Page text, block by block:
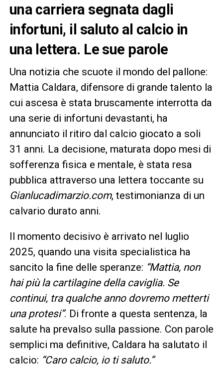
una carriera segnata dagli
infortuni, il saluto al calcio in
una lettera. Le sue parole
Una notizia che scuote il mondo del pallone:
Mattia Caldara, difensore di grande talento la
cui ascesa è stata bruscamente interrotta da
una serie di infortuni devastanti, ha
annunciato il ritiro dal calcio giocato a soli
31 anni. La decisione, maturata dopo mesi di
sofferenza fisica e mentale, è stata resa
pubblica attraverso una lettera toccante su
Gianlucadimarzio.com, testimonianza di un
calvario durato anni.
Il momento decisivo è arrivato nel luglio
2025, quando una visita specialistica ha
sancito la fine delle speranze: “Mattia, non
hai più la cartilagine della caviglia. Se
continui, tra qualche anno dovremo metterti
una protesi”. Di fronte a questa sentenza, la
salute ha prevalso sulla passione. Con parole
semplici ma definitive, Caldara ha salutato il
calcio: “Caro calcio, io ti saluto.”